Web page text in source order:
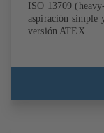
ISO 13709
aspiración simple
versión ATEX.